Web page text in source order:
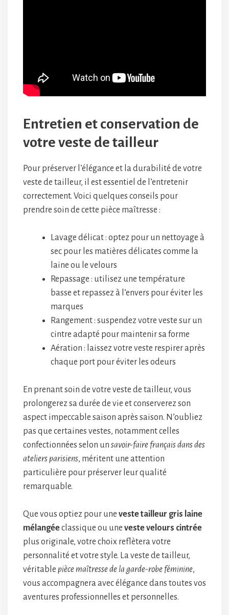
Entretien et conservation de
votre veste de tailleur
Pour préserver l’élégance et la durabilité de votre
veste de tailleur, il est essentiel de l’entretenir
correctement. Voici quelques conseils pour
prendre soin de cette pièce maîtresse :
Lavage délicat : optez pour un nettoyage à
sec pour les matières délicates comme la
laine ou le velours
Repassage : utilisez une température
basse et repassez à l’envers pour éviter les
marques
Rangement : suspendez votre veste sur un
cintre adapté pour maintenir sa forme
Aération : laissez votre veste respirer après
chaque port pour éviter les odeurs
En prenant soin de votre veste de tailleur, vous
prolongerez sa durée de vie et conserverez son
aspect impeccable saison après saison. N’oubliez
pas que certaines vestes, notamment celles
confectionnées selon un savoir-faire français dans des
ateliers parisiens, méritent une attention
particulière pour préserver leur qualité
remarquable.
Que vous optiez pour une veste tailleur gris laine
mélangéeclassique ou une veste velours cintrée
plus originale, votre choix reflètera votre
personnalité et votre style. La veste de tailleur,
véritable pièce maîtresse de la garde-robe féminine,
vous accompagnera avec élégance dans toutes vos
aventures professionnelles et personnelles.